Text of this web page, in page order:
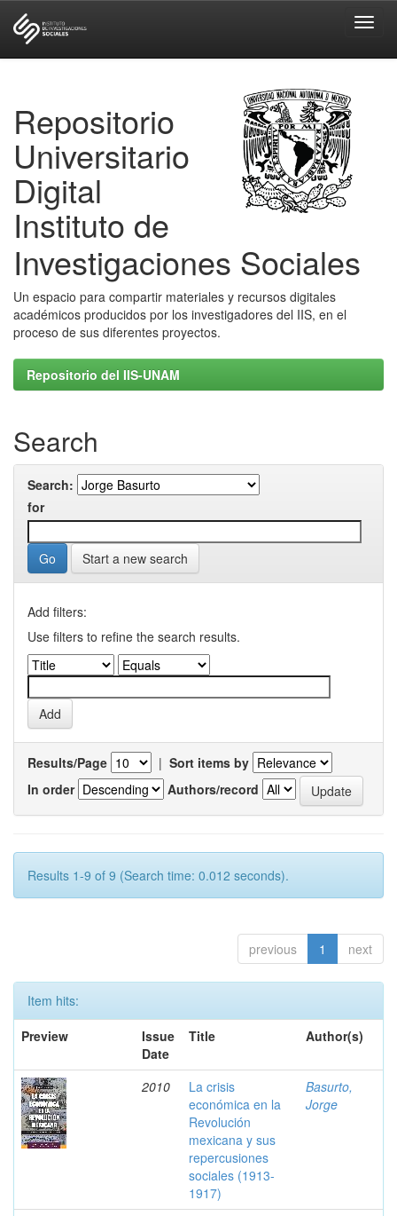
Repositorio
Universitario
Digital
Instituto de
Investigaciones Sociales
Un espacio para compartir materiales y recursos digitales
académicos producidos por los investigadores del IIS, en el
proceso de sus diferentes proyectos.
Repositorio del IIS-UNAM
Search
Search:
for
Start a new search
Add filters:
Use filters to refine the search results.
Results/Page | Sort items by
In order
Authors/record
Results 1-9 of 9 (Search time: 0.012 seconds).
previous 1 next
Item hits:
Preview
Issue
Date
Title Author(s)
2010
La crisis
económica en la
Revolución
mexicana y sus
repercusiones
sociales (1913-
1917)
Basurto,
Jorge